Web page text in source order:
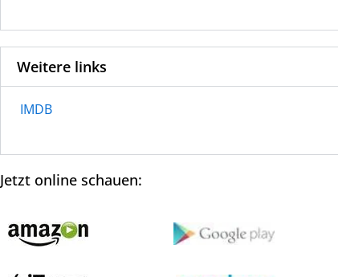
Weitere links
IMDB
Jetzt online schauen: